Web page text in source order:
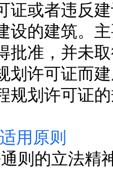
证或者违反
设的建筑。
批准，并未
划许可证而
规划许可证
用原则
的立法精神